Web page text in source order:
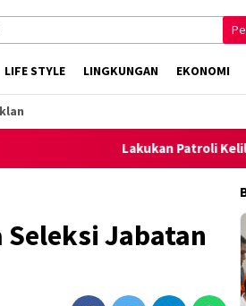
LIFE STYLE LINGKUNGAN EKONOMI
Lakukan Patroli Keliling,
Jabatan